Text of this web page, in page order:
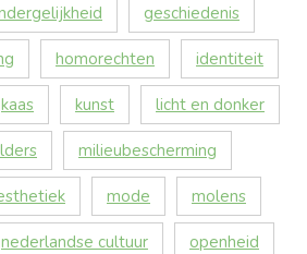
geschiedenis
homorechten identiteit
kaas kunst licht en donker
milieubescherming
mode molens
nederlandse cultuur openheid